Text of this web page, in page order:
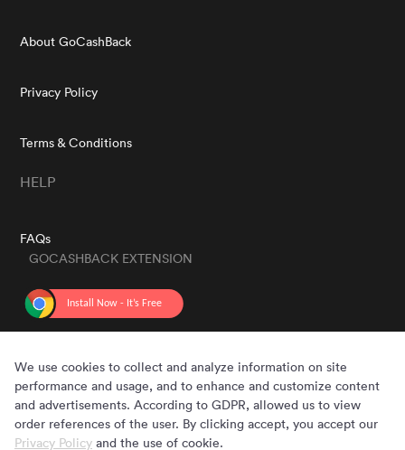
About GoCashBack
Privacy Policy
Terms & Conditions
HELP
FAQs
GOCASHBACK EXTENSION
We use cookies to collect and analyze information on site
performance and usage, and to enhance and customize content
and advertisements. According to GDPR, allowed us to view
order references of the user. By clicking accept, you accept our
Privacy Policy and the use of cookie.